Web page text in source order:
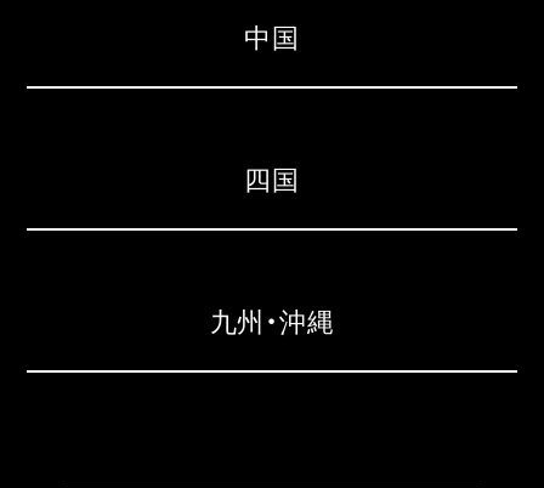
中国
四国
九州・沖縄